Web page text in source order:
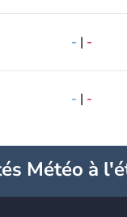
- | -
- | -
Météo à